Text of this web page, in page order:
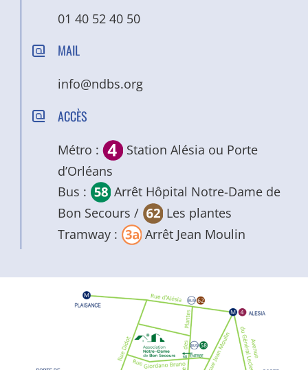
01 40 52 40 50
MAIL
info@ndbs.org
ACCÈS
Métro :
Station Alésia ou Porte
d’Orléans
Bus :
Arrêt Hôpital Notre-Dame de
Bon Secours /
Les plantes
Tramway :
Arrêt Jean Moulin